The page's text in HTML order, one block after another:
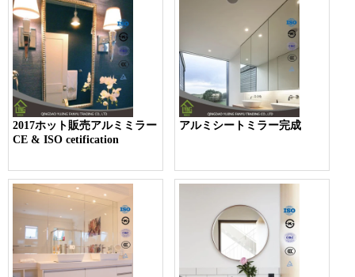
2017ホット販売アルミミラー
CE & ISO cetification
アルミシートミラー完成